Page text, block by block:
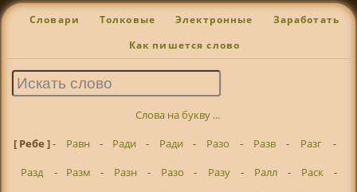
Словари Толковые Электронные Заработать
Как пишется слово
Слова на букву ...
[ Ребе ]- Равн - Ради - Ради - Разо - Разв - Разг
-
Разд
- Разм - Разн - Разо - Разу - Ралл - Раск
-